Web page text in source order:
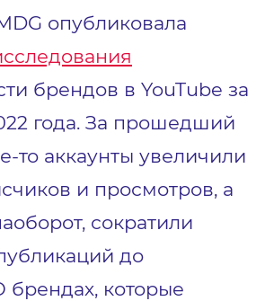
опубликовала
брендов в YouTube за
года. За прошедший
то аккаунты увеличили
и просмотров, а
сократили
до
которые